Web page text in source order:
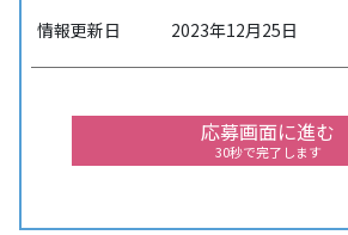
情報更新日 2023年12月25日
応募画面に進む
30秒で完了します